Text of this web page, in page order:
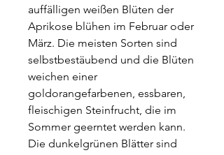
auffälligen weißen Blüten der
Aprikose blühen im Februar oder
März. Die meisten Sorten sind
selbstbestäubend und die Blüten
weichen einer
goldorangefarbenen, essbaren,
fleischigen Steinfrucht, die im
Sommer geerntet werden kann.
Die dunkelgrünen Blätter sind